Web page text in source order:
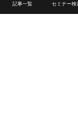
記事一覧 セミナー検